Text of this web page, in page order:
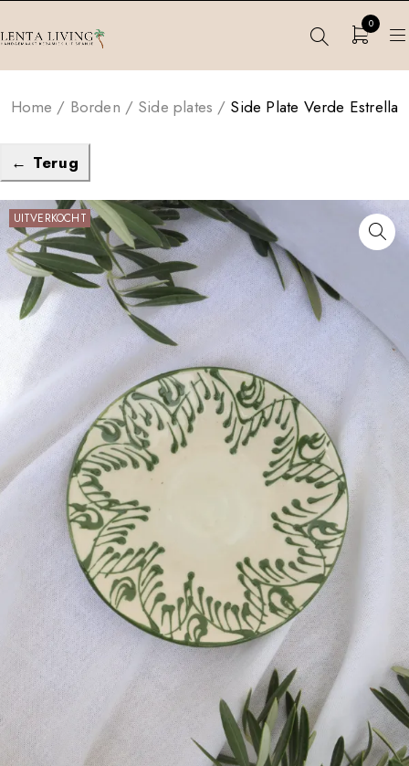
0
Home / Borden / Side plates / Side Plate Verde Estrella
← Terug
UITVERKOCHT